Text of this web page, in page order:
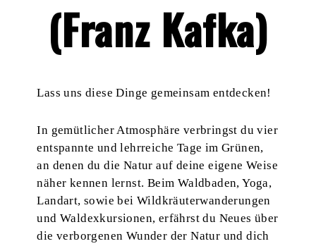
(Franz Kafka)
Lass uns diese Dinge gemeinsam entdecken!
In gemütlicher Atmosphäre verbringst du vier
entspannte und lehrreiche Tage im Grünen,
an denen du die Natur auf deine eigene Weise
näher kennen lernst. Beim Waldbaden, Yoga,
Landart, sowie bei Wildkräuterwanderungen
und Waldexkursionen, erfährst du Neues über
die verborgenen Wunder der Natur und dich